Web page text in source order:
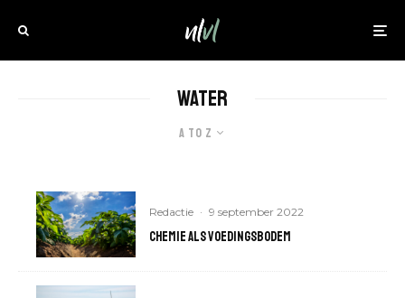
Water
A to Z
Redactie · 9 september 2022
Chemie als voedingsbodem